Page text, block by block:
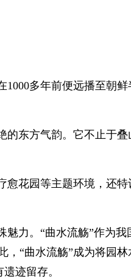
多年前便远播至朝
东方气韵。它不止于
花园等主题环境，还
力。“曲水流觞”作为
“曲水流觞”成为将园
迹留存。